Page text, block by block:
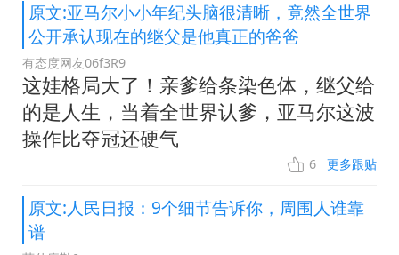
原文:亚马尔小小年纪头脑很清晰，竟然全世界
公开承认现在的继父是他真正的爸爸
有态度网友06f3R9
这娃格局大了！亲爹给条染色体，继父给
的是人生，当着全世界认爹，亚马尔这波
操作比夺冠还硬气
6 更多跟贴
原文:人民日报：9个细节告诉你，周围人谁靠
谱